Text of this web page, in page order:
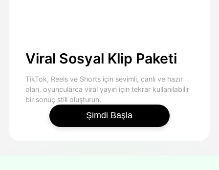
Viral Sosyal Klip Paketi
TikTok, Reels ve Shorts için sevimli, canlı ve hazır
olan, oyuncularca viral yayın için tekrar kullanılabilir
bir sonuç stili oluşturun.
Şimdi Başla